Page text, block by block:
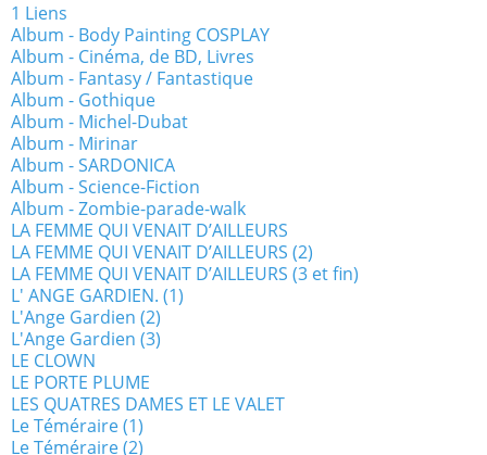
1 Liens
Album - Body Painting COSPLAY
Album - Cinéma, de BD, Livres
Album - Fantasy / Fantastique
Album - Gothique
Album - Michel-Dubat
Album - Mirinar
Album - SARDONICA
Album - Science-Fiction
Album - Zombie-parade-walk
LA FEMME QUI VENAIT D’AILLEURS
LA FEMME QUI VENAIT D’AILLEURS (2)
LA FEMME QUI VENAIT D’AILLEURS (3 et fin)
L' ANGE GARDIEN. (1)
L'Ange Gardien (2)
L'Ange Gardien (3)
LE CLOWN
LE PORTE PLUME
LES QUATRES DAMES ET LE VALET
Le Téméraire (1)
Le Téméraire (2)